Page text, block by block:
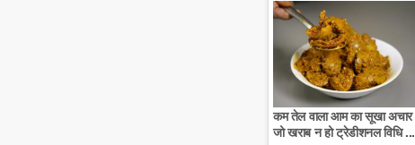
कम तेल वाला आम का सूखा अचार
जो खराब न हो ट्रेडीशनल विधि ...